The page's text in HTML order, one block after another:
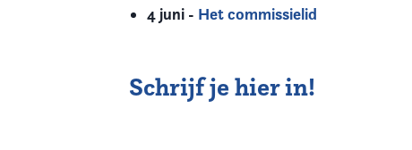
4 juni - Het commissielid
Schrijf je hier in!